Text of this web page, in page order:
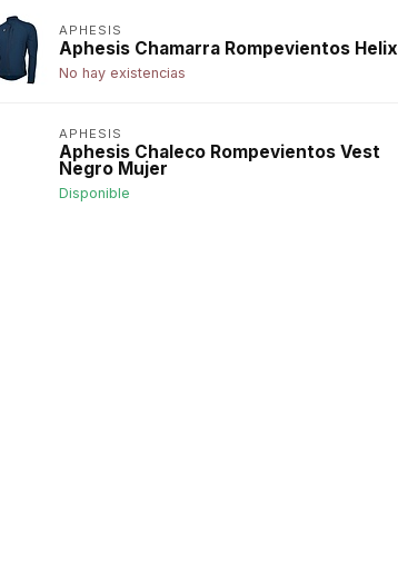
APHESIS
Aphesis Chamarra Rompevientos Helix
No hay existencias
APHESIS
Aphesis Chaleco Rompevientos Vest
Negro Mujer
Disponible